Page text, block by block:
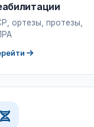
ортезы, протезы,